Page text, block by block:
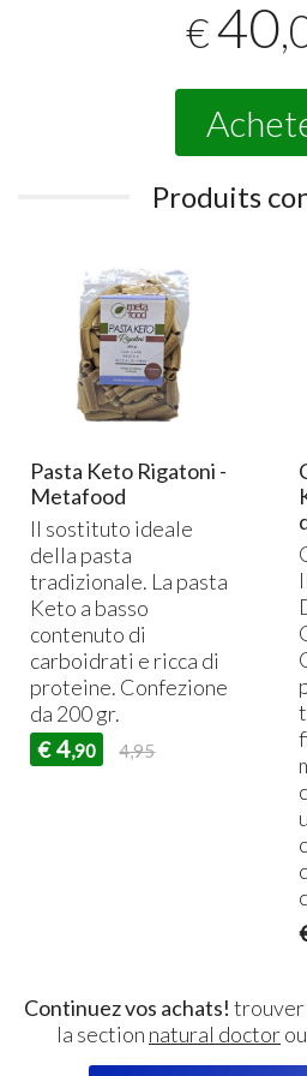
€40
Produits
Pasta Keto Rigatoni -
Metafood
Il sostituto ideale
della pasta
tradizionale. La pasta
Keto a basso
contenuto di
carboidrati e ricca di
proteine. Confezione
da 200 gr.
€ 4,90 4,95
IL
Continuez vos achats! trouver
la section natural doctor